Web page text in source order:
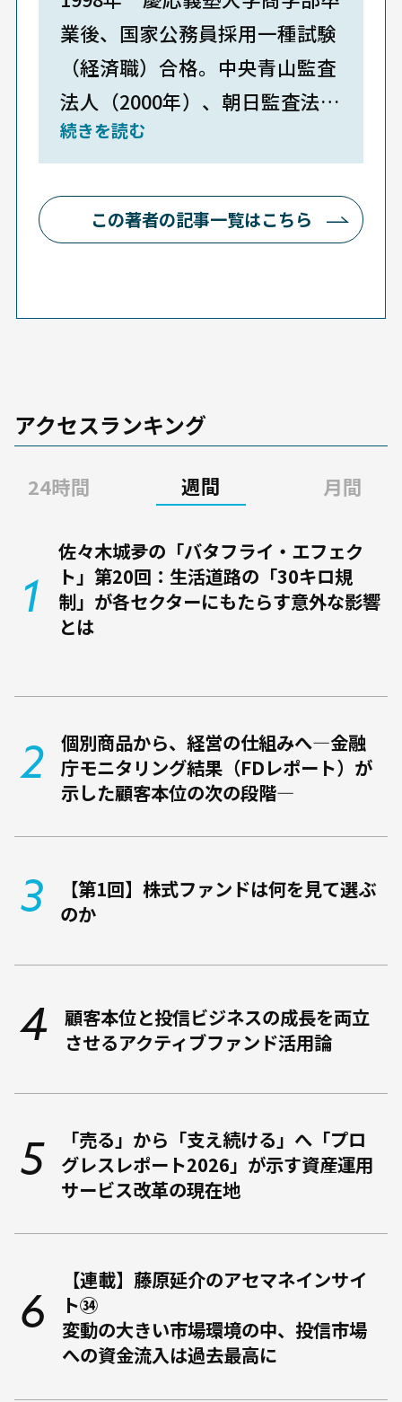
業後、国家公務員採用一種試験
（経済職）合格。中央青山監査
法人（2000年）、朝日監査法人
（現・あずさ監査法人）（2002
年）を経て、2006年にみずほ証
券入社。９年間、債券営業セク
ションにて金融機関を中心とす
経済研究所を設立、現在に至
る。株式会社Stand by C顧問。
公認会計士開業登録（2004
続きを読む
この著者の記事一覧はこちら
アクセスランキング
24時間 週間 月間
佐々木城夛の「バタフライ・エフェク
ト」第20回：生活道路の「30キロ規
制」が各セクターにもたらす意外な影響
とは
個別商品から、経営の仕組みへ―金融
庁モニタリング結果（FDレポート）が
示した顧客本位の次の段階―
【第1回】株式ファンドは何を見て選ぶ
のか
顧客本位と投信ビジネスの成長を両立
させるアクティブファンド活用論
「売る」から「支え続ける」へ――「プロ
グレスレポート2026」が示す資産運用
サービス改革の現在地
【連載】藤原延介のアセマネインサイ
ト㉞
変動の大きい市場環境の中、投信市場
への資金流入は過去最高に